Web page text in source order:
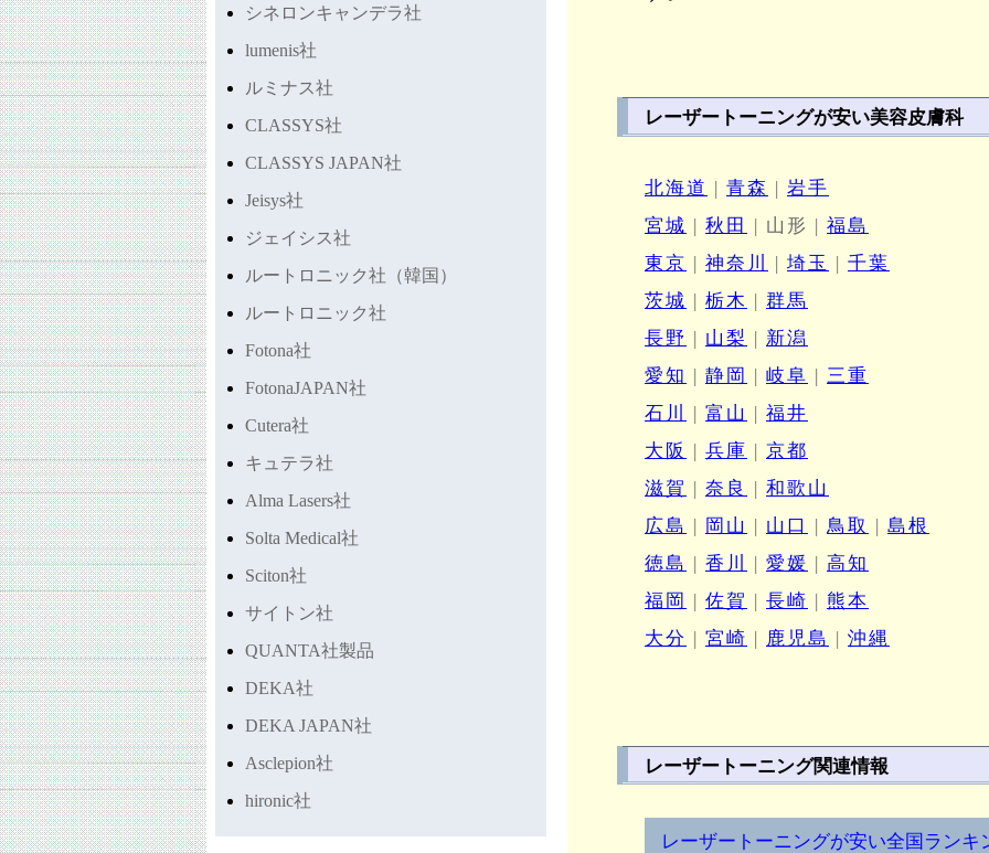
レーザートーニングが安い美容皮膚科
北海道 | 青森 | 岩手
宮城 | 秋田 | 山形 | 福島
東京 | 神奈川 | 埼玉 | 千葉
茨城 | 栃木 | 群馬
長野 | 山梨 | 新潟
愛知 | 静岡 | 岐阜 | 三重
石川
| 富山 | 福井
大阪 | 兵庫 | 京都
滋賀 | 奈良 | 和歌山
広島 | 岡山 | 山口 | 鳥取 | 島根
徳島 | 香川 | 愛媛 | 高知
福岡 | 佐賀 | 長崎 | 熊本
大分 | 宮崎 | 鹿児島 | 沖縄
レーザートーニング関連情報
レーザートーニングが安い全国ランキ
シネロンキャンデラ社
lumenis社
ルミナス社
CLASSYS社
CLASSYS JAPAN社
Jeisys社
ジェイシス社
ルートロニック社（韓国）
ルートロニック社
Fotona社
FotonaJAPAN社
Cutera社
キュテラ社
Alma Lasers社
Solta Medical社
Sciton社
サイトン社
QUANTA社製品
DEKA社
DEKA JAPAN社
Asclepion社
hironic社